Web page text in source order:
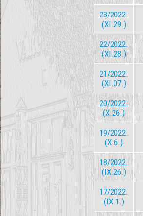
23/2022.
(XI.29.)
22/2022.
(XI.28.)
21/2022.
(XI.07.)
20/2022.
(X.26.)
19/2022.
(X.6.)
18/2022.
(IX.26.)
17/2022.
(IX.1.)